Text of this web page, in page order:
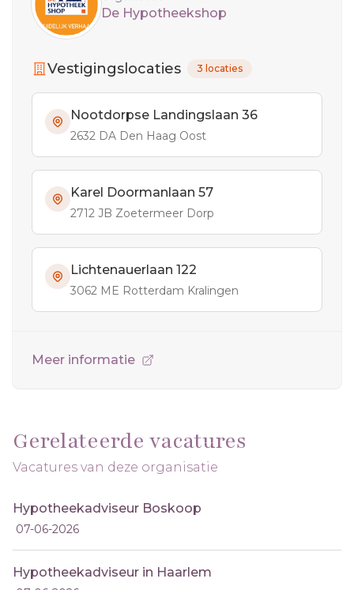
De Hypotheekshop
Vestigingslocaties 3 locaties
Nootdorpse Landingslaan 36
2632 DA Den Haag Oost
Karel Doormanlaan 57
2712 JB Zoetermeer Dorp
Lichtenauerlaan 122
3062 ME Rotterdam Kralingen
Meer informatie
Gerelateerde vacatures
Vacatures van deze organisatie
Hypotheekadviseur Boskoop
07-06-2026
Hypotheekadviseur in Haarlem